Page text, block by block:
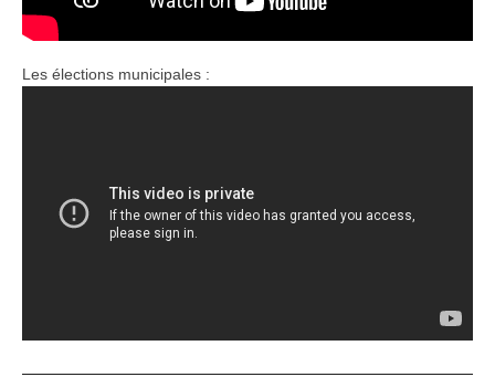
Les élections municipales :